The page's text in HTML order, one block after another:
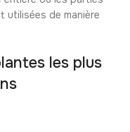
utilisées de manière
les plus